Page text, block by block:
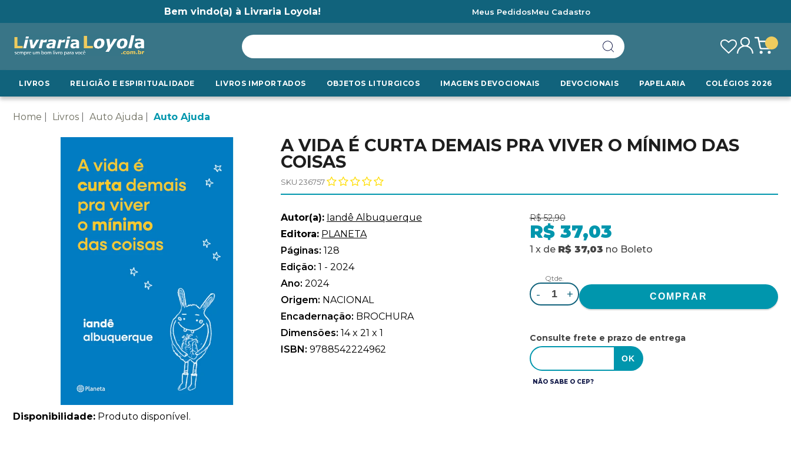
Bem vindo(a) à Livraria Loyola! Meus PedidosMeu Cadastro
LIVROS RELIGIÃO E ESPIRITUALIDADE LIVROS IMPORTADOS OBJETOS LITURGICOS IMAGENS DEVOCIONAIS DEVOCIONAIS PAPELARIA COLÉGIOS 2026
Home Livros Auto Ajuda Auto Ajuda
Disponibilidade: Produto disponível.
A VIDA É CURTA DEMAIS PRA VIVER O MÍNIMO DAS
COISAS
SKU 236757
Autor(a): Iandê Albuquerque
Editora: PLANETA
Páginas: 128
Edição: 1 - 2024
Ano: 2024
Origem: NACIONAL
Encadernação: BROCHURA
Dimensões: 14 x 21 x 1
ISBN: 9788542224962
R$ 52,90
R$ 37,03
1 x de R$ 37,03 no Boleto
Qtde.
- +
Consulte frete e prazo de entrega
NÃO SABE O CEP?